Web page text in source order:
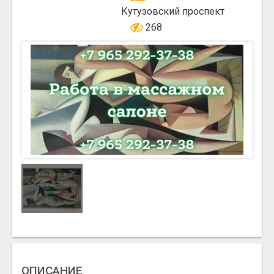
Кутузовский проспект
268
ОПИСАНИЕ